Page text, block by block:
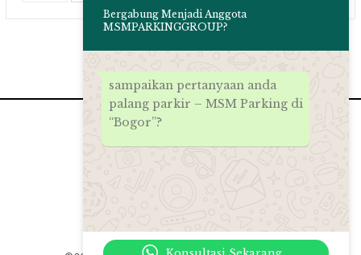
Bergabung Menjadi Anggota
MSMPARKINGGROUP?
sampaikan pertanyaan anda
palang parkir – MSM Parking di
“Bogor”?